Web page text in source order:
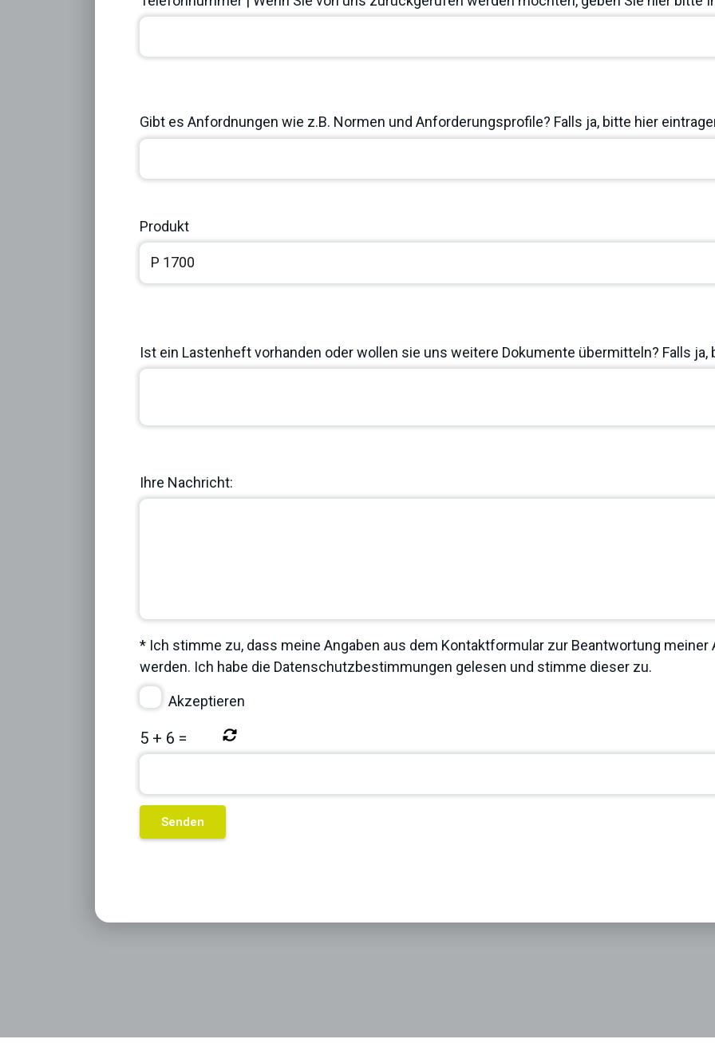
Gibt es Anfordnungen wie z.B. Normen und Anforderungsprofile? Falls ja, bitte hier
Produkt
Ist ein Lastenheft vorhanden oder wollen sie uns weitere Dokumente übermitteln? Falls ja,
Ihre Nachricht:
* Ich stimme zu, dass meine Angaben aus dem Kontaktformular zur Beantwortung meiner
werden. Ich habe die Datenschutzbestimmungen gelesen und stimme dieser zu.
Akzeptieren
5 + 6 =